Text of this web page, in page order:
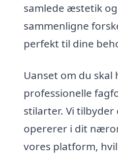
samlede æstetik
sammenligne
perfekt til dine
Uanset om du
professionelle
stilarter. Vi
opererer i dit
vores platform,